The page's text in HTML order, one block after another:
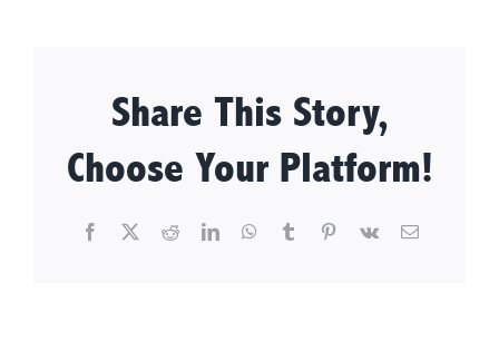
Share This Story,
Choose Your Platform!
Facebook
X RedditLinkedInWhatsApp
TumblrPinterest
Vk
E-